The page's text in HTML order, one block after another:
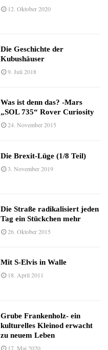
12. Oktober 2020
Die Geschichte der
Kubushäuser
9. Juli 2018
Was ist denn das? -Mars
„SOL 735“ Rover Curiosity
24. November 2015
Die Brexit-Lüge (1/8 Teil)
3. November 2019
Die Straße radikalisiert jeden
Tag ein Stückchen mehr
26. Oktober 2015
Mit S-Elvis in Walle
18. April 2011
Grube Frankenholz- ein
kulturelles Kleinod erwacht
zu neuem Leben
17. Mai 2020